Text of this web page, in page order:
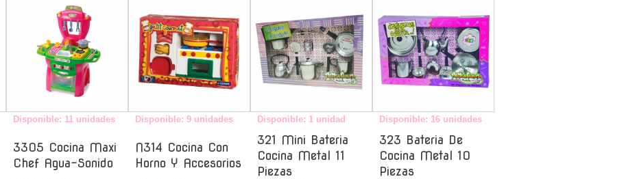
Disponible: 11 unidades
3305 Cocina Maxi
Chef Agua-Sonido
Disponible: 9 unidades
N314 Cocina Con
Horno Y Accesorios
Disponible: 1 unidad
321 Mini Bateria
Cocina Metal 11
Piezas
Disponible: 16 unidades
323 Bateria De
Cocina Metal 10
Piezas